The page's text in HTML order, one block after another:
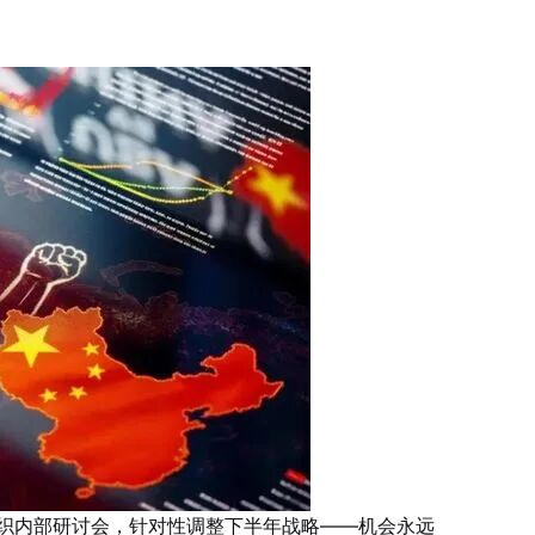
内部研讨会，针对性调整下半年战略——机会永远